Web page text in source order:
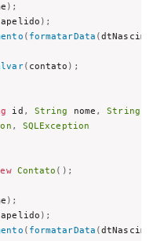
) ;
apelido ) ;
( formatarData (
( contato ) ;
id , String nome , String
,
SQLException
Contato ( ) ;
) ;
apelido ) ;
( formatarData (